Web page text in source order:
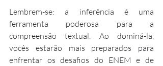
Lembrem-se: a inferência é uma
ferramenta poderosa para a
compreensão textual. Ao dominá-la,
vocês estarão mais preparados para
enfrentar os desafios do ENEM e de